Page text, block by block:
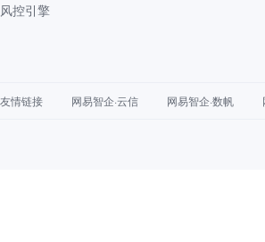
风控引擎
友情链接 网易智企·云信 网易智企·数帆